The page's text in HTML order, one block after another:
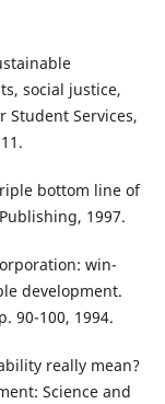
social justice,
Student Services,
bottom line of
1997.
win-
development.
90-100, 1994.
really mean?
Science and